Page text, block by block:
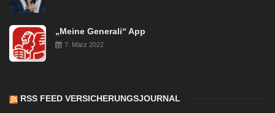
„Meine Generali“ App
7. März 2022
RSS FEED VERSICHERUNGSJOURNAL